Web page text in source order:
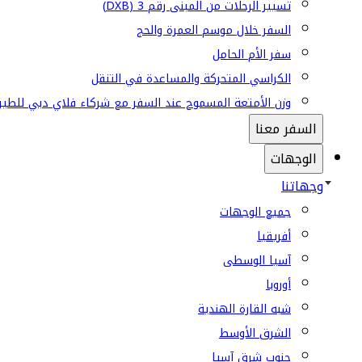
تسيير الرحلات من المبنى رقم 3 (DXB)
السفر خلال موسم العمرة والحج
سفر الأم الحامل
الكراسي المتحركة والمساعدة في التنقل
وزن الأمتعة المسموح عند السفر مع شركاء فلاي دبي
السفر معنا
الوجهات
وجهاتنا
جميع الوجهات
أفريقيا
آسيا الوسطى
أوروبا
شبه القارة الهندية
الشرق الأوسط
جنوب شرق آسيا